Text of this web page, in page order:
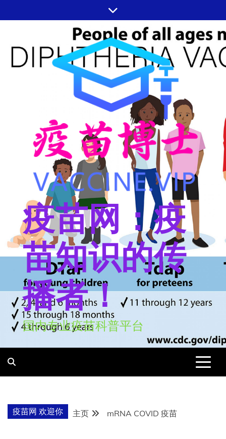
至
疫苗网：疫
苗知识的传
播者！
国内专业疫苗科普平台
疫苗网 欢迎你 主页 mRNA COVID 疫苗